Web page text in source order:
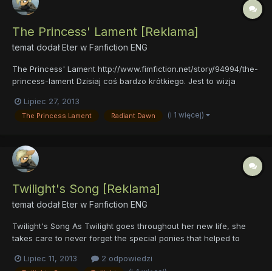
The Princess' Lament [Reklama]
temat dodałEter w Fanfiction ENG
The Princess' Lament http://www.fimfiction.net/story/94994/the-
princess-lament Dzisiaj coś bardzo krótkiego. Jest to wizja
słów. - Prosty Angielski. - Piękne uzupełnienie wstępu do
pierwszego sezonu naszej ukochanej kreskówki...
Lipiec 27, 2013
The Princess Lament Radiant Dawn (i 1 więcej)
Twilight's Song [Reklama]
temat dodałEter w Fanfiction ENG
Twilight's Song As Twilight goes throughout her new life, she
takes care to never forget the special ponies that helped to
remembrance. One pony in particular, however, stands out
Lipiec 11, 2013 2 odpowiedzi